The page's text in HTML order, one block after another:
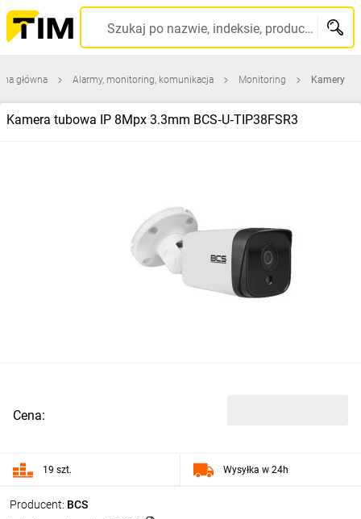
Szukaj po nazwie, indeksie, producencie, kodzie kreskowym...
główna Alarmy, monitoring, komunikacja Monitoring Kamery
Kamera tubowa IP 8Mpx 3.3mm BCS‑U‑TIP38FSR3
Producent: BCS
Cena:
19 szt. Wysyłka w 24h